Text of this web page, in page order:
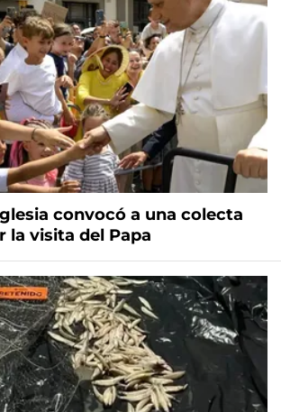
convocó a una colecta
la visita del Papa